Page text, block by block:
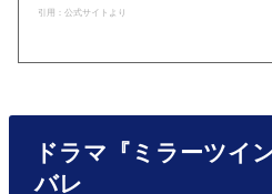
引用：公式サイトより
ドラマ『ミラーツイ
バレ